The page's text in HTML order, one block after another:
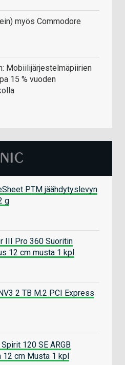
myös Commodore
Mobiilijärjestelmäpiirien
15 % vuoden
PTM jäähdytyslevyn
g
III Pro 360 Suoritin
12 cm musta 1 kpl
2 TB M.2 PCI Express
120 SE ARGB
12 cm Musta 1 kpl